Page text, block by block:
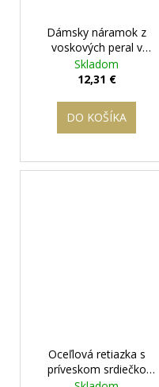
Dámsky náramok z
voskových peral v
zelenej farbe so
srdiečkom- 8 mm
zdarma
Skladom
12,31 €
DO KOŠÍKA
Oceľlová retiazka s
príveskom srdiečko
Marilyn II. - 1,7 cm